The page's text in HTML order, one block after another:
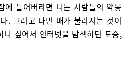
에 들어버리면 나는 사람들의 악몽
. 그러고 나면 배가 불러지는 것이
나 싶어서 인터넷을 탐색하던 도중,